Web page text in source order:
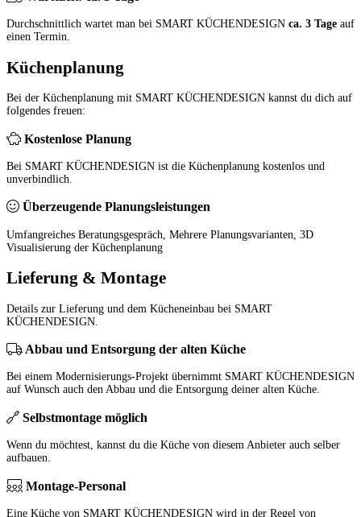
Durchschnittlich wartet man bei SMART KÜCHENDESIGN ca. 3 Tage auf
einen Termin.
Küchenplanung
Bei der Küchenplanung mit SMART KÜCHENDESIGN kannst du dich auf
folgendes freuen:
Kostenlose Planung
Bei SMART KÜCHENDESIGN ist die Küchenplanung kostenlos und
unverbindlich.
Überzeugende Planungsleistungen
Umfangreiches Beratungsgespräch, Mehrere Planungsvarianten, 3D
Visualisierung der Küchenplanung
Lieferung & Montage
Details zur Lieferung und dem Kücheneinbau bei SMART
KÜCHENDESIGN.
Abbau und Entsorgung der alten Küche
Bei einem Modernisierungs-Projekt übernimmt SMART KÜCHENDESIGN
auf Wunsch auch den Abbau und die Entsorgung deiner alten Küche.
Selbstmontage möglich
Wenn du möchtest, kannst du die Küche von diesem Anbieter auch selber
aufbauen.
Montage-Personal
Eine Küche von SMART KÜCHENDESIGN wird in der Regel von